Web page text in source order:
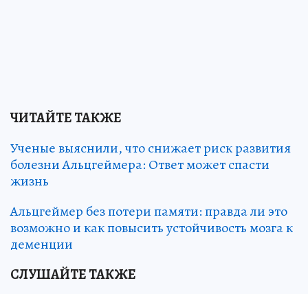
ЧИТАЙТЕ ТАКЖЕ
Ученые выяснили, что снижает риск развития
болезни Альцгеймера: Ответ может спасти
жизнь
Альцгеймер без потери памяти: правда ли это
возможно и как повысить устойчивость мозга к
деменции
СЛУШАЙТЕ ТАКЖЕ